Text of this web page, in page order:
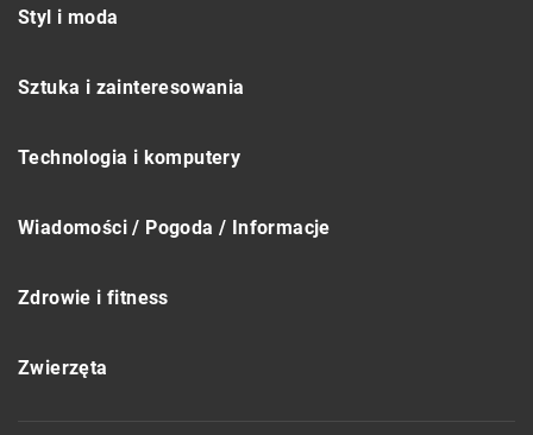
Styl i moda
Sztuka i zainteresowania
Technologia i komputery
Wiadomości / Pogoda / Informacje
Zdrowie i fitness
Zwierzęta